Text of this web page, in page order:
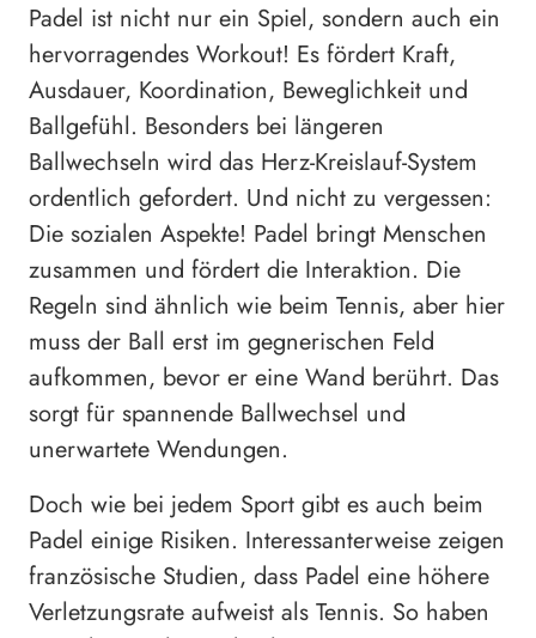
Padel ist nicht nur ein Spiel, sondern auch ein
hervorragendes Workout! Es fördert Kraft,
Ausdauer, Koordination, Beweglichkeit und
Ballgefühl. Besonders bei längeren
Ballwechseln wird das Herz-Kreislauf-System
ordentlich gefordert. Und nicht zu vergessen:
Die sozialen Aspekte! Padel bringt Menschen
zusammen und fördert die Interaktion. Die
Regeln sind ähnlich wie beim Tennis, aber hier
muss der Ball erst im gegnerischen Feld
aufkommen, bevor er eine Wand berührt. Das
sorgt für spannende Ballwechsel und
unerwartete Wendungen.
Doch wie bei jedem Sport gibt es auch beim
Padel einige Risiken. Interessanterweise zeigen
französische Studien, dass Padel eine höhere
Verletzungsrate aufweist als Tennis. So haben